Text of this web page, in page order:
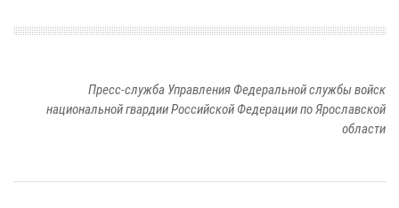
Пресс-служба Управления Федеральной службы войск
национальной гвардии Российской Федерации по Ярославской
области